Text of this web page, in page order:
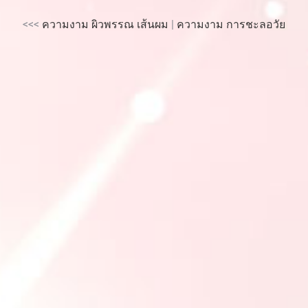
<<< ความงาม ผิวพรรณ เส้นผม | ความงาม การชะลอวัย